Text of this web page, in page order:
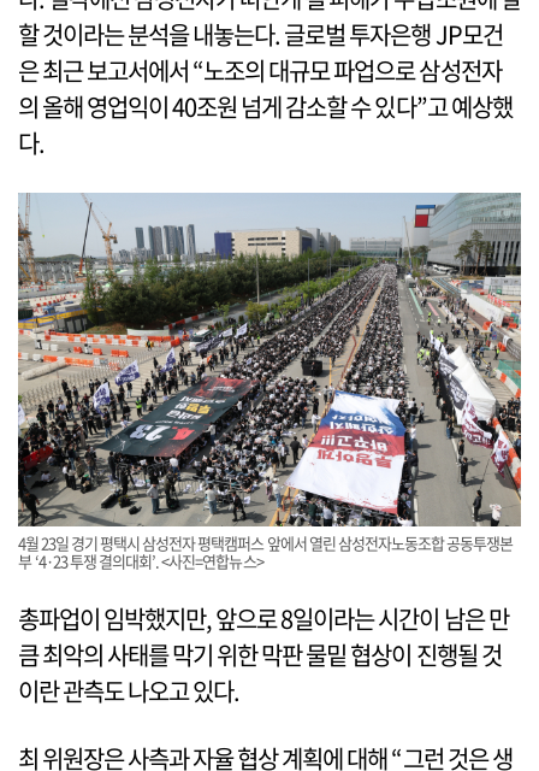
할 것이라는 분석을 내놓는다. 글로벌 투자은행 JP모건
은 최근 보고서에서 “노조의 대규모 파업으로 삼성전자
의 올해 영업익이 40조원 넘게 감소할 수 있다”고 예상했
다.
4월 23일 경기 평택시 삼성전자 평택캠퍼스 앞에서 열린 삼성전자노동조합 공동투쟁본
부 ‘4·23 투쟁 결의대회’. <사진=연합뉴스>
총파업이 임박했지만, 앞으로 8일이라는 시간이 남은 만
큼 최악의 사태를 막기 위한 막판 물밑 협상이 진행될 것
이란 관측도 나오고 있다.
최 위원장은 사측과 자율 협상 계획에 대해 “그런 것은 생